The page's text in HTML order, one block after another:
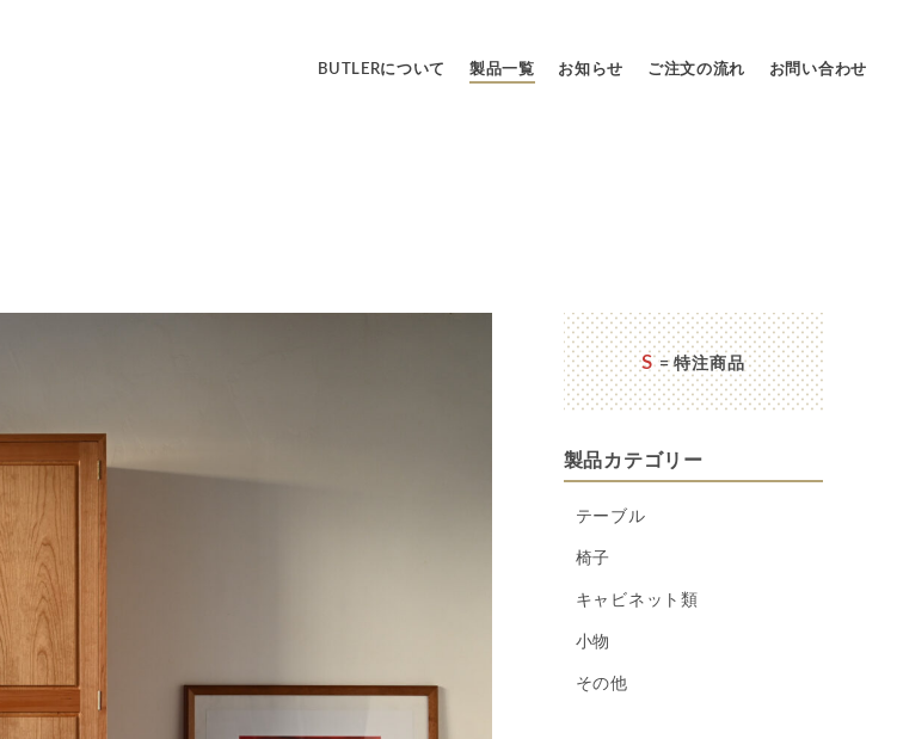
BUTLERについて 製品一覧 お知らせ ご注文の流れ お問い合わせ
S = 特注商品
製品カテゴリー
テーブル
椅子
キャビネット類
小物
その他